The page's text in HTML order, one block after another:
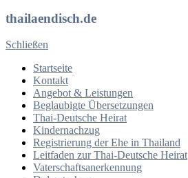
thailaendisch.de
Schließen
Startseite
Kontakt
Angebot & Leistungen
Beglaubigte Übersetzungen
Thai-Deutsche Heirat
Kindernachzug
Registrierung der Ehe in Thailand
Leitfaden zur Thai-Deutsche Heirat
Vaterschaftsanerkennung